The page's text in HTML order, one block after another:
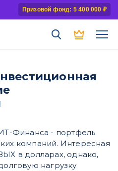
Призовой фонд: 5 400 000 ₽
Финанса - портфель
компаний. Интересная
в долларах, однако,
нагрузку